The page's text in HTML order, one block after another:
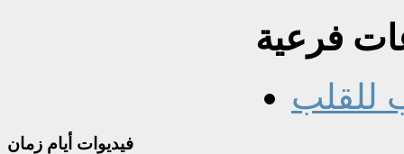
فرعية
للقلب
فيديوات أيام زمان